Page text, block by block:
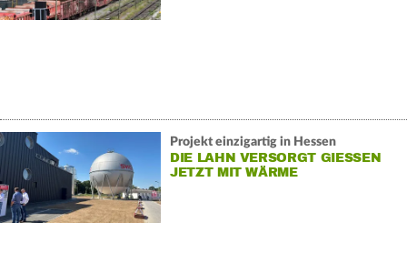
Projekt einzigartig in Hessen
DIE LAHN VERSORGT GIESSEN J
ETZT MIT WÄRME